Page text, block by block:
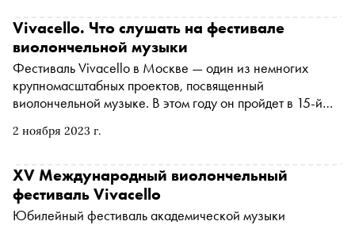
2 ноября 2023 г.
Vivacello. Что слушать на фестивале
виолончельной музыки
Фестиваль Vivacello в Москве — один из немногих
крупномасштабных проектов, посвященный
виолончельной музыке. В этом году он пройдет в 15-й
Николая Римского-Корсакова и Органная хоральная
обработке, музыкальная лекция про историю
виолончели и другое. Подробности — в материале
«Сноба»
XV Международный виолончельный
фестиваль Vivacello
Юбилейный фестиваль академической музыки